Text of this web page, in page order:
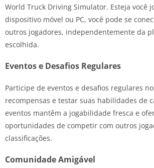
World Truck Driving Simulator. Esteja você
dispositivo móvel ou PC, você pode se
outros jogadores, independentemente da
escolhida.
Eventos e Desafios Regulares
Participe de eventos e desafios regulares
recompensas e testar suas habilidades de
eventos mantêm a jogabilidade fresca e
oportunidades de competir com outros
classificações.
Comunidade Amigável